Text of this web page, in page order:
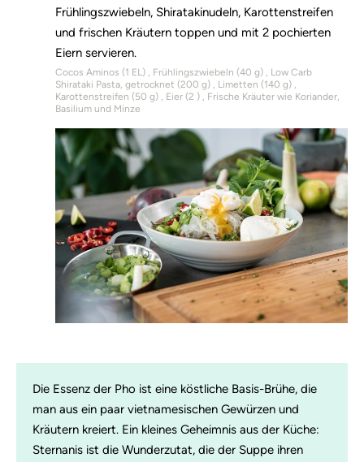
Frühlingszwiebeln, Shiratakinudeln, Karottenstreifen
und frischen Kräutern toppen und mit 2 pochierten
Eiern servieren.
Cocos Aminos (1 EL) Frühlingszwiebeln (40 g)
Low Carb
Shirataki Pasta, getrocknet (200 g) Limetten (140 g)
Karottenstreifen (50 g) Eier (2 )
Frische Kräuter wie Koriander,
Basilium und Minze
Die Essenz der Pho ist eine köstliche Basis-Brühe, die
man aus ein paar vietnamesischen Gewürzen und
Kräutern kreiert. Ein kleines Geheimnis aus der Küche:
Sternanis ist die Wunderzutat, die der Suppe ihren